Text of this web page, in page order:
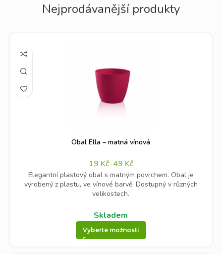
Nejprodávanější produkty
Obal Ella – matná vínová
19 Kč–49 Kč
Elegantní plastový obal s matným povrchem. Obal je
vyrobený z plastu, ve vínové barvě. Dostupný v různých
velikostech.
Skladem
Vyberte možnosti